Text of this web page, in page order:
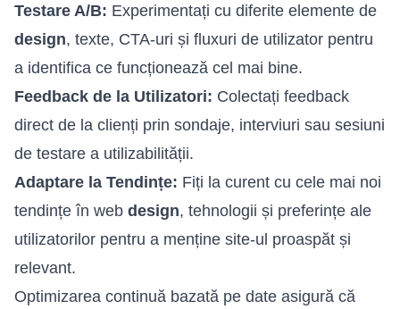
Testare A/B: Experimentați cu diferite elemente de
design, texte, CTA-uri și fluxuri de utilizator pentru
a identifica ce funcționează cel mai bine.
Feedback de la Utilizatori: Colectați feedback
direct de la clienți prin sondaje, interviuri sau sesiuni
de testare a utilizabilității.
Adaptare la Tendințe: Fiți la curent cu cele mai noi
tendințe în web design, tehnologii și preferințe ale
utilizatorilor pentru a menține site-ul proaspăt și
relevant.
Optimizarea continuă bazată pe date asigură că